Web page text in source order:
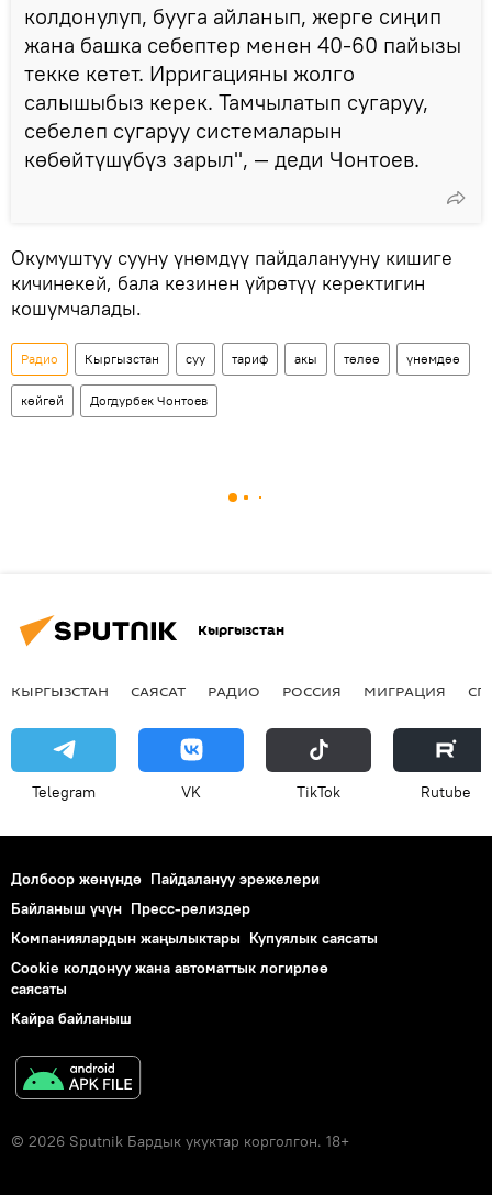
колдонулуп, бууга айланып, жерге сиңип
жана башка себептер менен 40-60 пайызы
текке кетет. Ирригацияны жолго
салышыбыз керек. Тамчылатып сугаруу,
себелеп сугаруу системаларын
көбөйтүшүбүз зарыл", — деди Чонтоев.
Окумуштуу сууну үнөмдүү пайдаланууну кишиге
кичинекей, бала кезинен үйрөтүү керектигин
кошумчалады.
Радио Кыргызстан суу тариф акы төлөө үнөмдөө
көйгөй Догдурбек Чонтоев
Кыргызстан
КЫРГЫЗСТАН САЯСАТ РАДИО РОССИЯ МИГРАЦИЯ
Telegram VK ТikТоk Rutube
Долбоор жөнүндө Пайдалануу эрежелери
Байланыш үчүн Пресс-релиздер
Компаниялардын жаңылыктары Купуялык саясаты
Cookie колдонуу жана автоматтык логирлөө
саясаты
Кайра байланыш
© 2026 Sputnik Бардык укуктар корголгон. 18+